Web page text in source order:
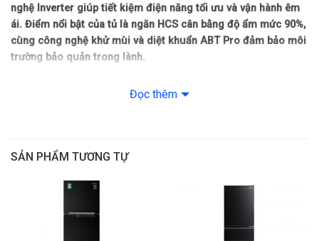
Công suất tiêu thụ: 1.56 kW/ngày
Kích thước: Cao 190 cm – Rộng 83 cm – Sâu 59.4 cm
Bảo hành: 24 tháng
Năm ra mắt: 2025
nghệ Inverter giúp tiết kiệm điện năng tối ưu và vận hành êm
ái. Điểm nổi bật của tủ là ngăn HCS cân bằng độ ẩm mức 90%,
cùng công nghệ khử mùi và diệt khuẩn ABT Pro đảm bảo môi
trường bảo quản trong lành.
Tủ Lạnh Aqua Inverter 508 Lít AQR-
MA580XA(MC)U1 đáp ứng nhu cầu bảo quản thực
Tủ Lạnh Aqua Inverter 508 Lít AQR-MA580XA(MC)U1 thuộc
dòng tủ nhiều cửa giúp phân loại thực phẩm khoa học và lấy đồ
AQR-MA580XA(MC)U1 có thể bố trí hài hòa trong mọi không
Đọc thêm
SẢN PHẨM TƯƠNG TỰ